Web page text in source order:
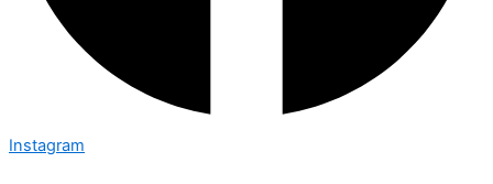
Instagram